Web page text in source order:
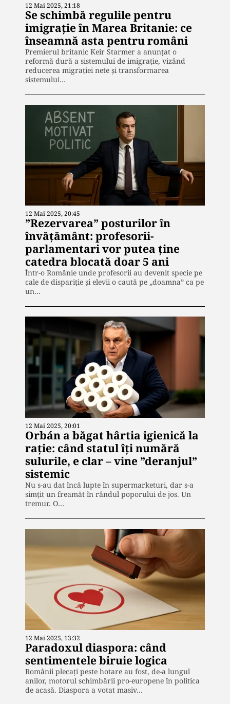
12 Mai 2025, 21:18
Se schimbă regulile pentru
imigrație în Marea Britanie: ce
înseamnă asta pentru români
Premierul britanic Keir Starmer a anunțat o
reformă dură a sistemului de imigrație, vizând
reducerea migrației nete și transformarea
sistemului…
12 Mai 2025, 20:45
”Rezervarea” posturilor în
învățământ: profesorii-
parlamentari vor putea ține
catedra blocată doar 5 ani
Într-o Românie unde profesorii au devenit specie pe
cale de dispariție și elevii o caută pe „doamna” ca pe
un…
12 Mai 2025, 20:01
Orbán a băgat hârtia igienică la
rație: când statul îți numără
sulurile, e clar – vine ”deranjul”
sistemic
Nu s-au dat încă lupte în supermarketuri, dar s-a
simțit un freamăt în rândul poporului de jos. Un
tremur. O…
12 Mai 2025, 13:32
Paradoxul diaspora: când
sentimentele biruie logica
Românii plecați peste hotare au fost, de-a lungul
anilor, motorul schimbării pro-europene în politica
de acasă. Diaspora a votat masiv…